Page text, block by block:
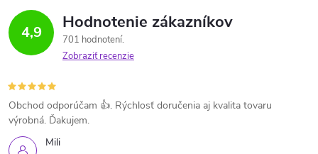
4,9 Hodnotenie zákazníkov
701 hodnotení
Zobraziť recenzie
Mili
Obchod odporúčam 👍. Rýchlosť doručenia aj kvalita tovaru
výrobná. Ďakujem.